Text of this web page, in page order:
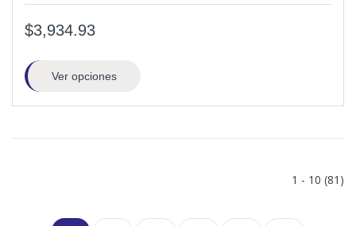
$3,934.93
Ver opciones
1 - 10 (81)